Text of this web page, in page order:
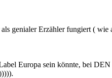
genialer Erzähler fungiert (
Europa sein könnte, bei